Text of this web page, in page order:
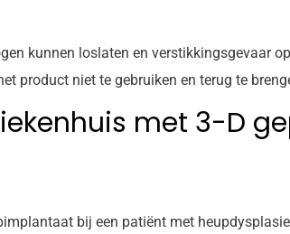
kunnen loslaten en verstikkingsgevaar
product niet te gebruiken en terug te
met 3-D
bij een patiënt met